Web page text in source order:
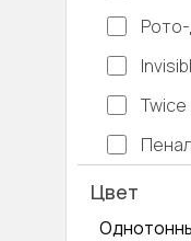
Пенал
Цвет